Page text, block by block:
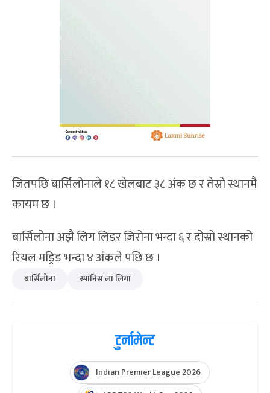
जितपछि बार्सिलोनाले १८ खेलबाट ३८ अंक छ र तेस्रो स्थानमै
कायम छ ।
बार्सिलोना अझै लिग लिडर जिरोना भन्दा ६ र दोस्रो स्थानको
रियल मड्रिड भन्दा ४ अंकले पछि छ ।
बार्सिलोना स्पानिस ला लिगा
टुर्नामेन्ट
Indian Premier League 2026